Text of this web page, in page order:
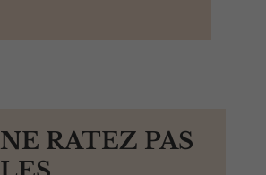
NE RATEZ PAS